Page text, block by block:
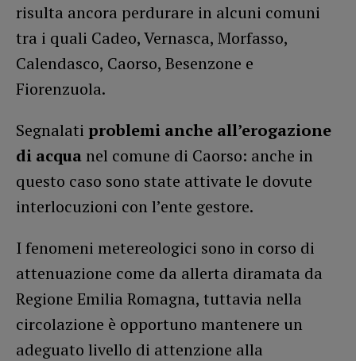
risulta ancora perdurare in alcuni comuni
tra i quali Cadeo, Vernasca, Morfasso,
Calendasco, Caorso, Besenzone e
Fiorenzuola.
Segnalati problemi anche all’erogazione
di acqua nel comune di Caorso: anche in
questo caso sono state attivate le dovute
interlocuzioni con l’ente gestore.
I fenomeni metereologici sono in corso di
attenuazione come da allerta diramata da
Regione Emilia Romagna, tuttavia nella
circolazione è opportuno mantenere un
adeguato livello di attenzione alla